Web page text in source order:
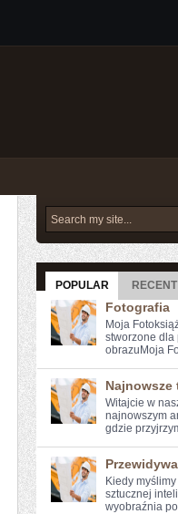
POPULAR RECENT
Fotografia
Moja
stworzone dla
obrazuMoja
Najnowsze
Witajcie w
⁣najnowszym
gdzie
Kiedy myślimy
sztucznej
wyobraźnia